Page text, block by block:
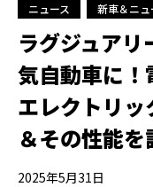
ニュース 新車＆ニュ
ラグジュア
気自動車に！
エレクトリ
＆その性能を
2025年5月31日